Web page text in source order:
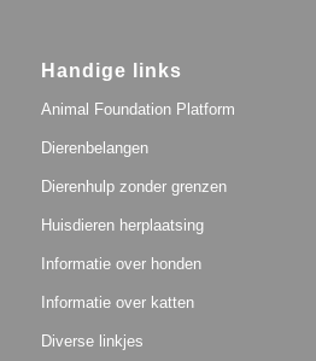
Handige links
Animal Foundation Platform
Dierenbelangen
Dierenhulp zonder grenzen
Huisdieren herplaatsing
Informatie over honden
Informatie over katten
Diverse linkjes